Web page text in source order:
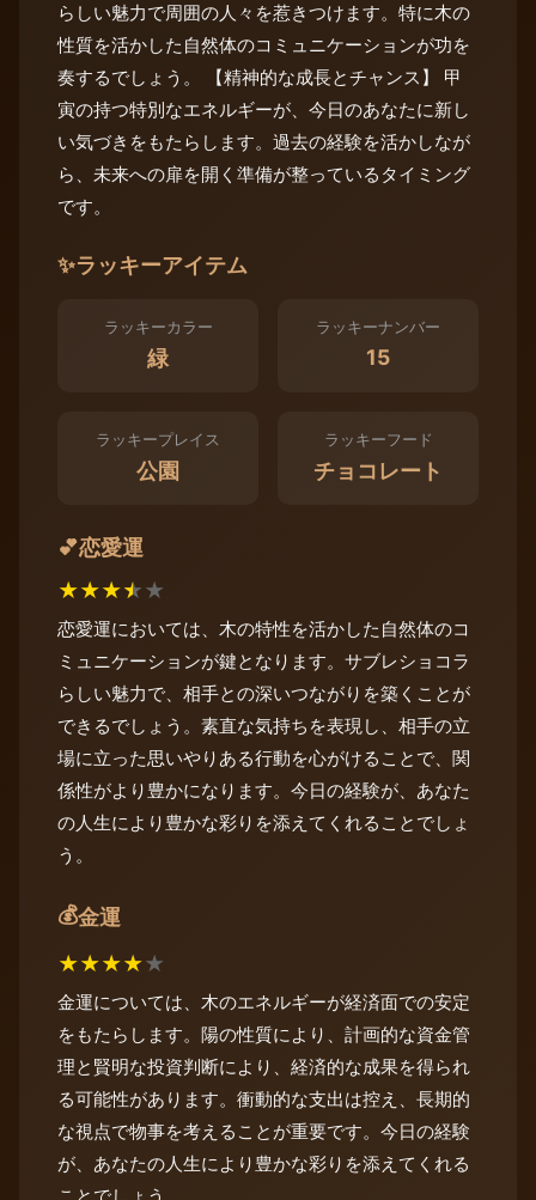
らしい魅力で周囲の人々を惹きつけます。特に木の
性質を活かした自然体のコミュニケーションが功を
奏するでしょう。 【精神的な成長とチャンス】 甲
寅の持つ特別なエネルギーが、今日のあなたに新し
い気づきをもたらします。過去の経験を活かしなが
ら、未来への扉を開く準備が整っているタイミング
です。
✨ラッキーアイテム
ラッキーカラー
緑
ラッキーナンバー
15
ラッキープレイス
公園
ラッキーフード
チョコレート
💕恋愛運
★★★★★
恋愛運においては、木の特性を活かした自然体のコ
ミュニケーションが鍵となります。サブレショコラ
らしい魅力で、相手との深いつながりを築くことが
できるでしょう。素直な気持ちを表現し、相手の立
場に立った思いやりある行動を心がけることで、関
係性がより豊かになります。今日の経験が、あなた
の人生により豊かな彩りを添えてくれることでしょ
う。
💰金運
★★★★★
金運については、木のエネルギーが経済面での安定
をもたらします。陽の性質により、計画的な資金管
理と賢明な投資判断により、経済的な成果を得られ
る可能性があります。衝動的な支出は控え、長期的
な視点で物事を考えることが重要です。今日の経験
が、あなたの人生により豊かな彩りを添えてくれる
ことでしょう。